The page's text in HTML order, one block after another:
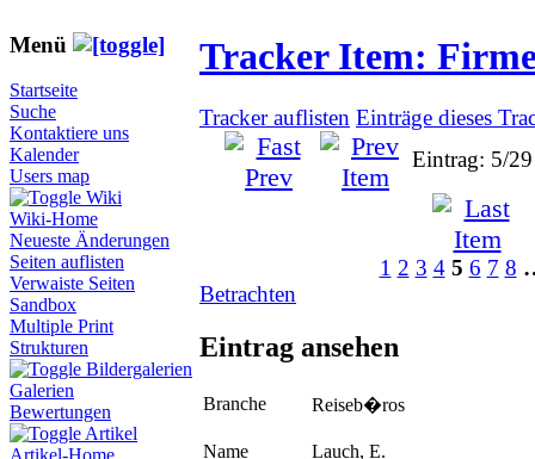
Menü
Startseite
Suche
Kontaktiere uns
Kalender
Users map
Wiki
Wiki-Home
Neueste Änderungen
Seiten auflisten
Verwaiste Seiten
Sandbox
Multiple Print
Strukturen
Bildergalerien
Galerien
Bewertungen
Artikel
Tracker Item:
Tracker auflisten Einträge dieses
Eintrag: 5/29
1 2 3 4 5 6 7 8
Betrachten
Eintrag ansehen
Branche Reiseb�ros
Name Lauch, E.